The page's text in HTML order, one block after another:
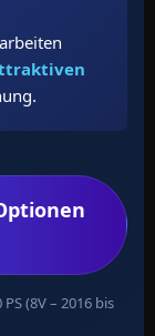
(8V – 2016 bis